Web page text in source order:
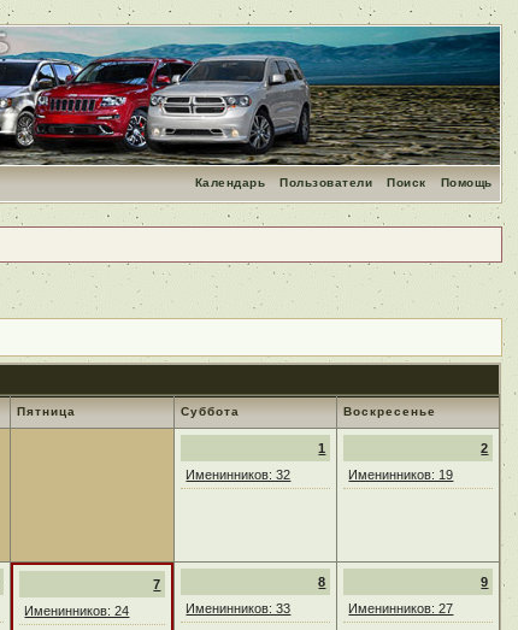
Помощь
Поиск
Пользователи
Календарь
Пятница Суббота Воскресенье
1
Именинников: 32
2
Именинников: 19
7
Именинников: 24
8
Именинников: 33
9
Именинников: 27